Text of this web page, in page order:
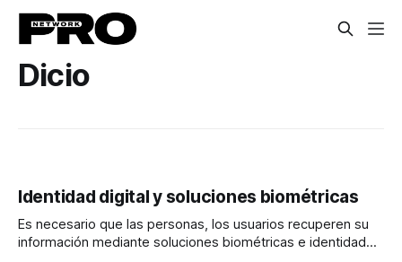
Dicio
Identidad digital y soluciones biométricas
Es necesario que las personas, los usuarios recuperen su
información mediante soluciones biométricas e identidad